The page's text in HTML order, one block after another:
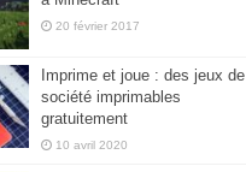
20 février 2017
Imprime et joue : des jeux de
société imprimables
gratuitement
10 avril 2020